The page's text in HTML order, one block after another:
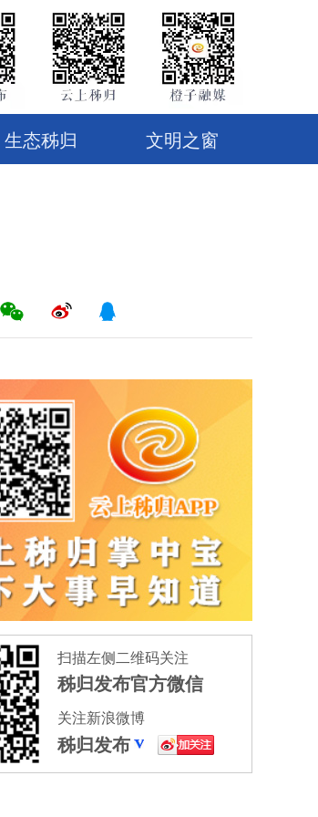
生态秭归 文明之窗
扫描左侧二维码关注
秭归发布官方微信
关注新浪微博
秭归发布